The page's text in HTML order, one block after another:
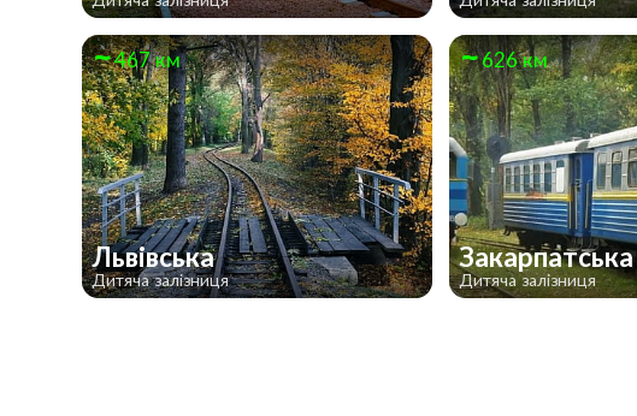
467 км
Львівська
Дитяча залізниця
626 км
Закарпатська
Дитяча залізниця